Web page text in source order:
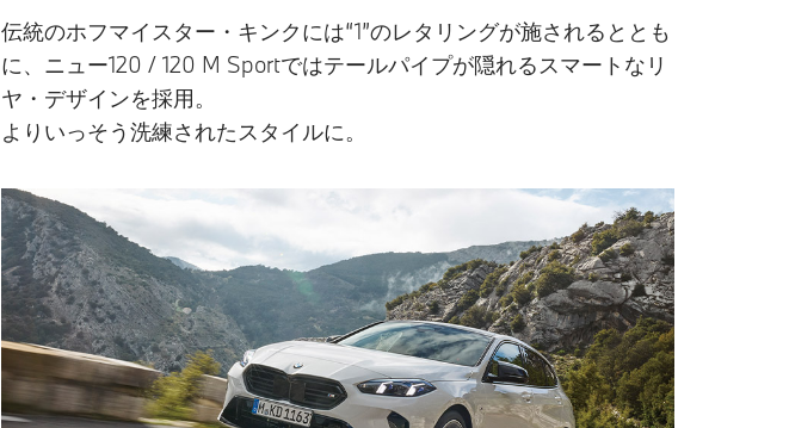
伝統のホフマイスター・キンクには“1”のレタリングが施されるととも
に、ニュー120 / 120 M Sportではテールパイプが隠れるスマートなリ
ヤ・デザインを採用。
よりいっそう洗練されたスタイルに。